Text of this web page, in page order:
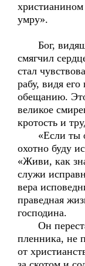
умру».
Бог,
смягчил
стал
рабу, видя
обещанию.
великое
кротость и
«Если ты
охотно буду
«Живи, как
служи
вера
праведная
господина.
Он
пленника, не
от